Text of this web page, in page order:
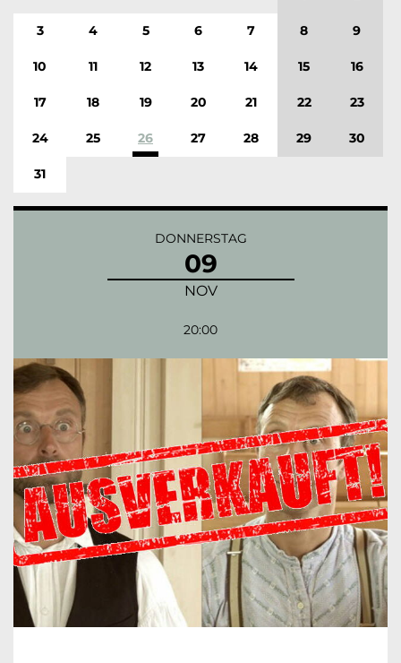
3 4 5 6 7 8 9
10 11 12 13 14 15 16
17 18 19 20 21 22 23
24 25 26 27 28 29 30
31
DONNERSTAG
09
NOV
20:00